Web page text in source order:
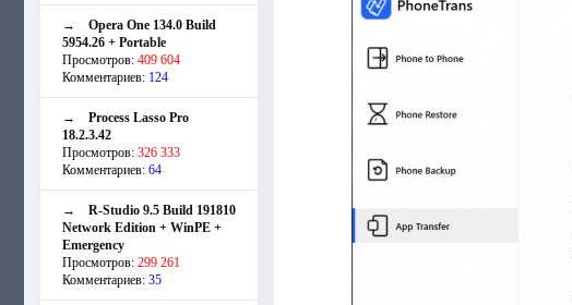
→ Opera One 134.0 Build
5954.26 + Portable
Просмотров: 409 604
Комментариев: 124
→ Process Lasso Pro
18.2.3.42
Просмотров: 326 333
Комментариев: 64
→ R-Studio 9.5 Build 191810
Network Edition + WinPE +
Emergency
Просмотров: 299 261
Комментариев: 35